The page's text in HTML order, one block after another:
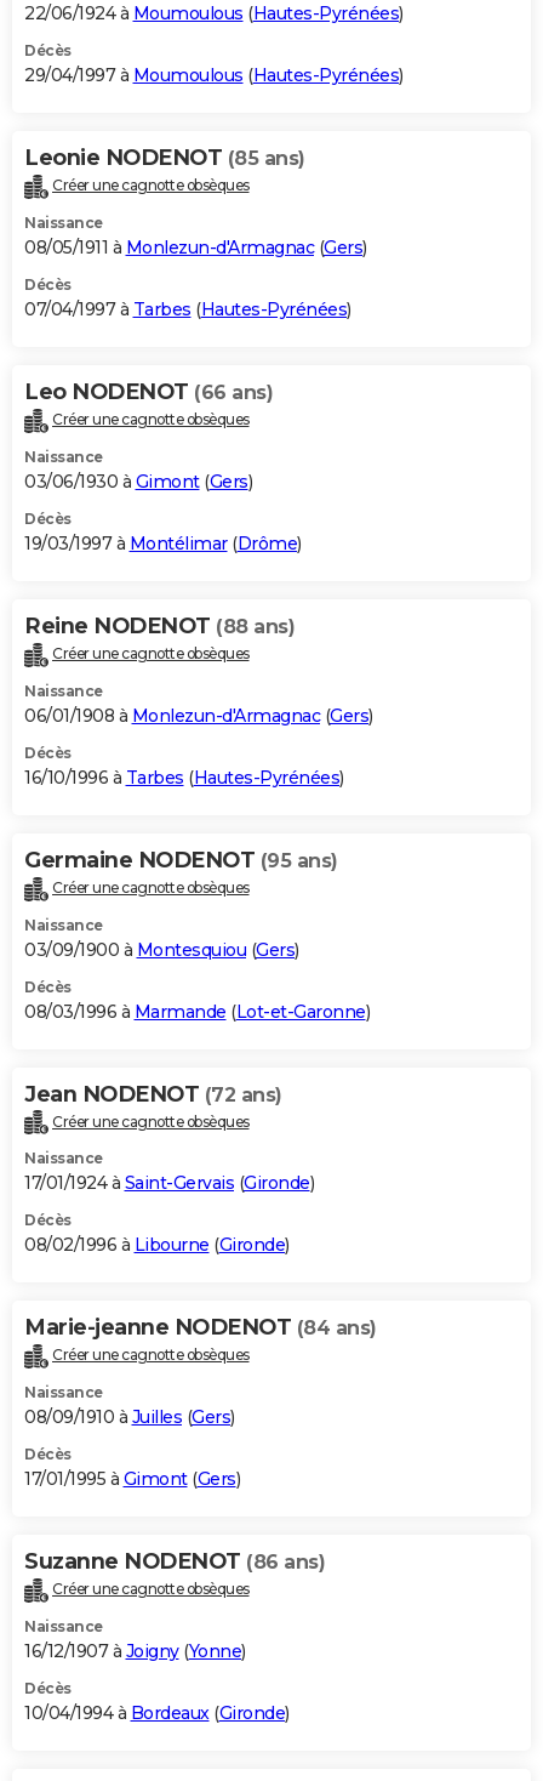
22/06/1924 à Moumoulous (Hautes-Pyrénées)
Décès
29/04/1997 à Moumoulous (Hautes-Pyrénées)
Leonie NODENOT (85 ans)
Créer une cagnotte obsèques
Naissance
08/05/1911 à Monlezun-d'Armagnac(Gers)
Décès
07/04/1997 à Tarbes (Hautes-Pyrénées)
Leo NODENOT (66 ans)
Créer une cagnotte obsèques
Naissance
03/06/1930 à Gimont(Gers)
Décès
19/03/1997 à Montélimar(Drôme)
Reine NODENOT (88 ans)
Créer une cagnotte obsèques
Naissance
06/01/1908 à Monlezun-d'Armagnac(Gers)
Décès
16/10/1996 à Tarbes (Hautes-Pyrénées)
Germaine NODENOT (95 ans)
Créer une cagnotte obsèques
Naissance
03/09/1900 à Montesquiou (Gers)
Décès
08/03/1996 à Marmande (Lot-et-Garonne)
Jean NODENOT (72 ans)
Créer une cagnotte obsèques
Naissance
17/01/1924 à Saint-Gervais (Gironde)
Décès
08/02/1996 à Libourne (Gironde)
Marie-jeanne NODENOT (84 ans)
Créer une cagnotte obsèques
Naissance
08/09/1910 à Juilles (Gers)
Décès
17/01/1995 à Gimont(Gers)
Suzanne NODENOT (86 ans)
Créer une cagnotte obsèques
Naissance
16/12/1907 à Joigny(Yonne)
Décès
10/04/1994 à Bordeaux(Gironde)